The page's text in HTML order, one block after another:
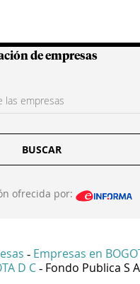
Colombianas
de empresas
BUSCAR
ofrecida por:
- Empresas en
D C - Fondo Publica S